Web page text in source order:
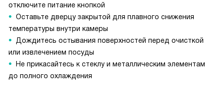
отключите питание кнопкой
Оставьте дверцу закрытой для плавного снижения
температуры внутри камеры
Дождитесь остывания поверхностей перед очисткой
или извлечением посуды
Не прикасайтесь к стеклу и металлическим элементам
до полного охлаждения